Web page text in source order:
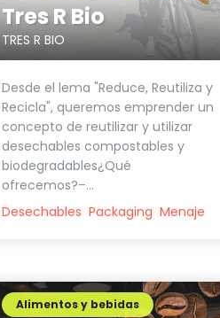
Tres R Bio
TRES R BIO
Desde el lema "Reduce, Reutiliza y
Recicla", queremos emprender un
concepto de reutilizar y utilizar
desechables compostables y
biodegradables¿Qué
ofrecemos?–...
Desechables Packaging Menaje
Alimentos y bebidas